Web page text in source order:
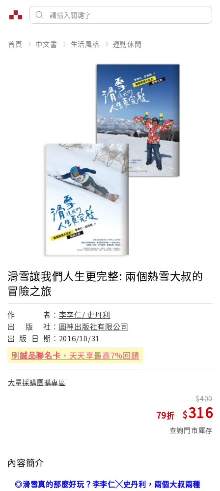
首頁 中文書 生活風格 運動休閒
滑雪讓我們人生更完整: 兩個熱雪大叔的
冒險之旅
作 者： 李李仁/ 史丹利
出
版 社： 圓神出版社有限公司
出 版 日 期： 2016/10/31
刷誠品聯名卡 ，天天享最高7%回饋
大量採購團購專區
79
400
316
查詢門市庫存
內容簡介
◎滑雪真的那麼好玩？李李仁╳史丹利，兩個大叔兩種